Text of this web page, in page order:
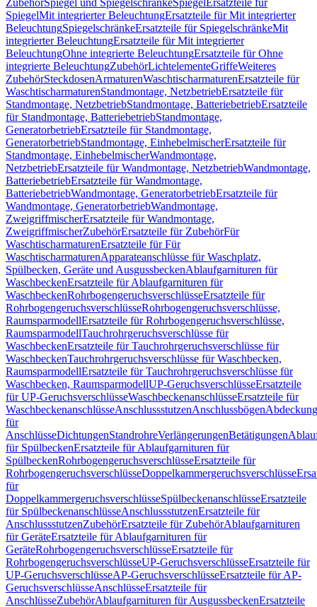
ZubehörSpiegel und SpiegelschränkeSpiegel Ersatzteile für
SpiegelMit integrierter BeleuchtungErsatzteile für Mit integrierter
BeleuchtungSpiegelschränkeErsatzteile für SpiegelschränkeMit
integrierter BeleuchtungErsatzteile für Mit integrierter
BeleuchtungOhne integrierte BeleuchtungErsatzteile für Ohne
integrierte BeleuchtungZubehörLichtelementeGriffeWeiteres
ZubehörSteckdosenArmaturenWaschtischarmaturenErsatzteile für
WaschtischarmaturenStandmontage, NetzbetriebErsatzteile für
Standmontage, NetzbetriebStandmontage, BatteriebetriebErsatzteile
für Standmontage, BatteriebetriebStandmontage,
GeneratorbetriebErsatzteile für Standmontage,
GeneratorbetriebStandmontage, EinhebelmischerErsatzteile für
Standmontage, EinhebelmischerWandmontage,
NetzbetriebErsatzteile für Wandmontage, NetzbetriebWandmontage,
BatteriebetriebErsatzteile für Wandmontage,
BatteriebetriebWandmontage, GeneratorbetriebErsatzteile für
Wandmontage, GeneratorbetriebWandmontage,
ZweigriffmischerErsatzteile für Wandmontage,
ZweigriffmischerZubehörErsatzteile für ZubehörFür
WaschtischarmaturenErsatzteile für Für
WaschtischarmaturenApparateanschlüsse für Waschplatz,
Spülbecken, Geräte und AusgussbeckenAblaufgarnituren für
WaschbeckenErsatzteile für Ablaufgarnituren für
WaschbeckenRohrbogengeruchsverschlüsseErsatzteile für
RohrbogengeruchsverschlüsseRohrbogengeruchsverschlüsse,
RaumsparmodellErsatzteile für Rohrbogengeruchsverschlüsse,
RaumsparmodellTauchrohrgeruchsverschlüsse für
WaschbeckenErsatzteile für Tauchrohrgeruchsverschlüsse für
WaschbeckenTauchrohrgeruchsverschlüsse für Waschbecken,
RaumsparmodellErsatzteile für Tauchrohrgeruchsverschlüsse für
Waschbecken, RaumsparmodellUP-GeruchsverschlüsseErsatzteile
für UP-GeruchsverschlüsseWaschbeckenanschlüsseErsatzteile für
WaschbeckenanschlüsseAnschlussstutzenAnschlussbögen
für
AnschlüsseDichtungenStandrohreVerlängerungenBetätigungen
für SpülbeckenErsatzteile für Ablaufgarnituren für
SpülbeckenRohrbogengeruchsverschlüsseErsatzteile für
RohrbogengeruchsverschlüsseDoppelkammergeruchsverschlüsse
für
DoppelkammergeruchsverschlüsseSpülbeckenanschlüsseErsatzteile
für SpülbeckenanschlüsseAnschlussstutzenErsatzteile für
AnschlussstutzenZubehörErsatzteile für ZubehörAblaufgarnituren
für GeräteErsatzteile für Ablaufgarnituren für
GeräteRohrbogengeruchsverschlüsseErsatzteile für
RohrbogengeruchsverschlüsseUP-GeruchsverschlüsseErsatzteile für
UP-GeruchsverschlüsseAP-GeruchsverschlüsseErsatzteile für AP-
GeruchsverschlüsseAnschlüsseErsatzteile für
AnschlüsseZubehörAblaufgarnituren für AusgussbeckenErsatzteile